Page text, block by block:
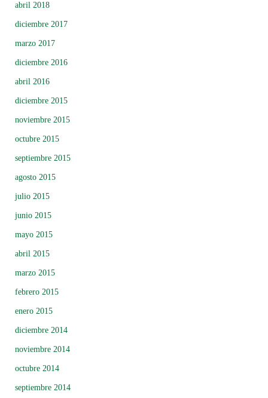
abril 2018
diciembre 2017
marzo 2017
diciembre 2016
abril 2016
diciembre 2015
noviembre 2015
octubre 2015
septiembre 2015
agosto 2015
julio 2015
junio 2015
mayo 2015
abril 2015
marzo 2015
febrero 2015
enero 2015
diciembre 2014
noviembre 2014
octubre 2014
septiembre 2014